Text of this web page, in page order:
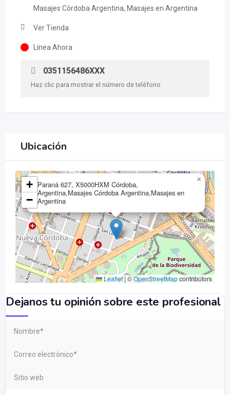
Masajes Córdoba Argentina, Masajes en Argentina
Ver Tienda
Línea Ahora
0351156486XXX
Haz clic para mostrar el número de teléfono
Ubicación
Paraná 627, X5000HXM Córdoba,
Argentina,Masajes Córdoba Argentina,Masajes en
Argentina
×
+
−
Leaflet|©OpenStreetMapcontributors
Dejanos tu opinión sobre este profesional